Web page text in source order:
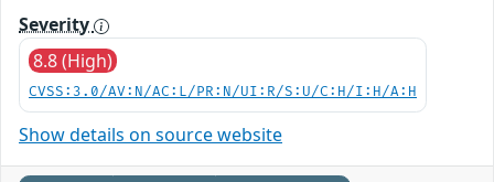
Severity
8.8 (High)
CVSS:3.0/AV:N/AC:L/PR:N/UI:R/S:U/C:H/I:H/A:H
Show details on source website